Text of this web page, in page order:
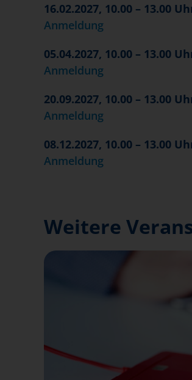
16.02.2027, 10.00 – 13.00
Anmeldung
05.04.2027, 10.00 – 13.00
Anmeldung
20.09.2027, 10.00 – 13.00
Anmeldung
08.12.2027, 10.00 – 13.00
Anmeldung
Weitere